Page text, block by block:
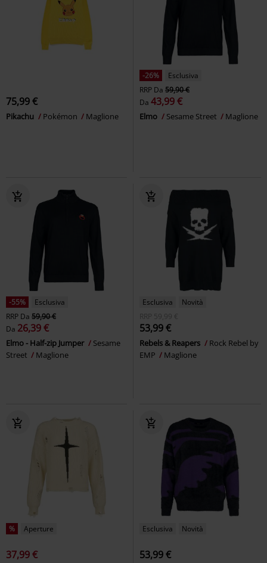
75,99 €
Pikachu Pokémon Maglione
-26%
Esclusiva
RRP Da 59,90 €
Da 43,99 €
Elmo Sesame Street Maglione
-55%
Esclusiva
RRP Da 59,90 €
Da 26,39 €
Elmo - Half-zip Jumper
Sesame
Street
Maglione
Esclusiva
Novità
RRP
59,99 €
53,99 €
Rebels & Reapers
Rock Rebel by
EMP
Maglione
% Aperture
37,99 €
Esclusiva Novità
53,99 €